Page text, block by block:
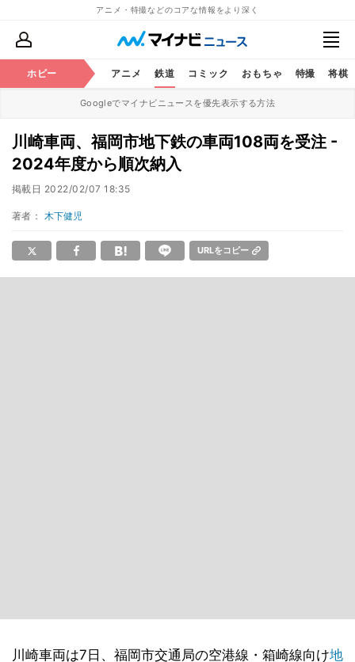
アニメ・特撮などのコアな情報をより深く
ホビー アニメ 鉄道 コミック おもちゃ 特撮 将棋
Googleでマイナビニュースを優先表示する方法
川崎車両、福岡市地下鉄の車両108両を受注 -
2024年度から順次納入
掲載日 2022/02/07 18:35
著者： 木下健児
URLをコピー
川崎車両は7日、福岡市交通局の空港線・箱崎線向け地